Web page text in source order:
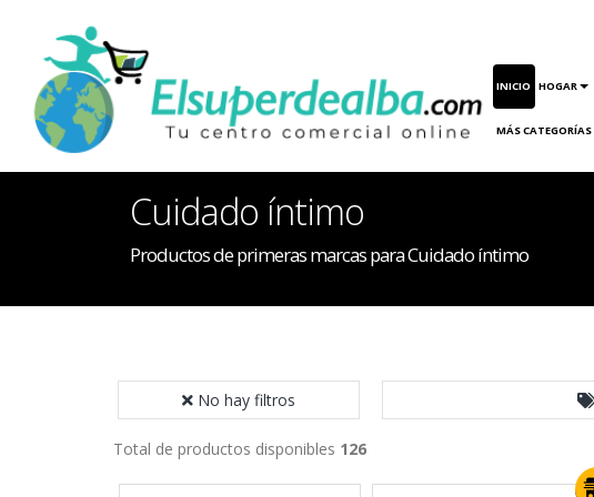
INICIO HOGAR
MÁS CATEGORÍAS
Cuidado íntimo
Productos de primeras marcas para Cuidado íntimo
No hay filtros
Total de productos disponibles 126